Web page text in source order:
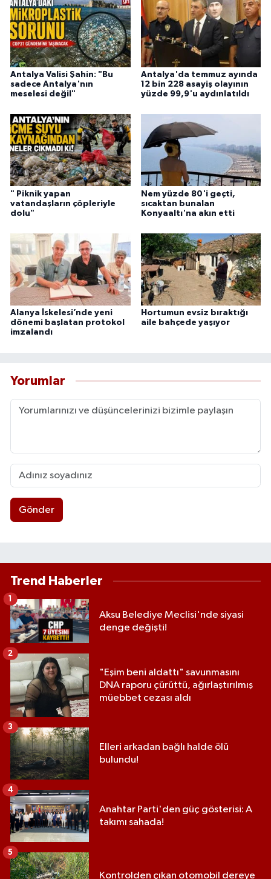
Antalya Valisi Şahin: "Bu
sadece Antalya'nın
meselesi değil"
Antalya'da temmuz ayında
12 bin 228 asayiş olayının
yüzde 99,9'u aydınlatıldı
" Piknik yapan
vatandaşların çöpleriyle
dolu"
Nem yüzde 80'i geçti,
sıcaktan bunalan
Konyaaltı'na akın etti
Alanya İskelesi’nde yeni
dönemi başlatan protokol
imzalandı
Hortumun evsiz bıraktığı
aile bahçede yaşıyor
Yorumlar
Gönder
Trend Haberler
Aksu Belediye Meclisi'nde siyasi
denge değişti!
1
"Eşim beni aldattı" savunmasını
DNA raporu çürüttü, ağırlaştırılmış
müebbet cezası aldı
2
Elleri arkadan bağlı halde ölü
bulundu!
3
Anahtar Parti'den güç gösterisi: A
takımı sahada!
4
Kontrolden çıkan otomobil dereye
5